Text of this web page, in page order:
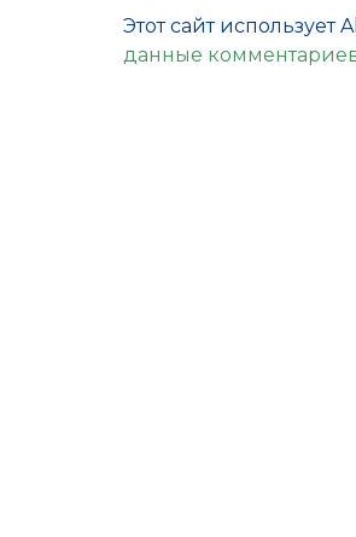
Этот сайт использует
данные